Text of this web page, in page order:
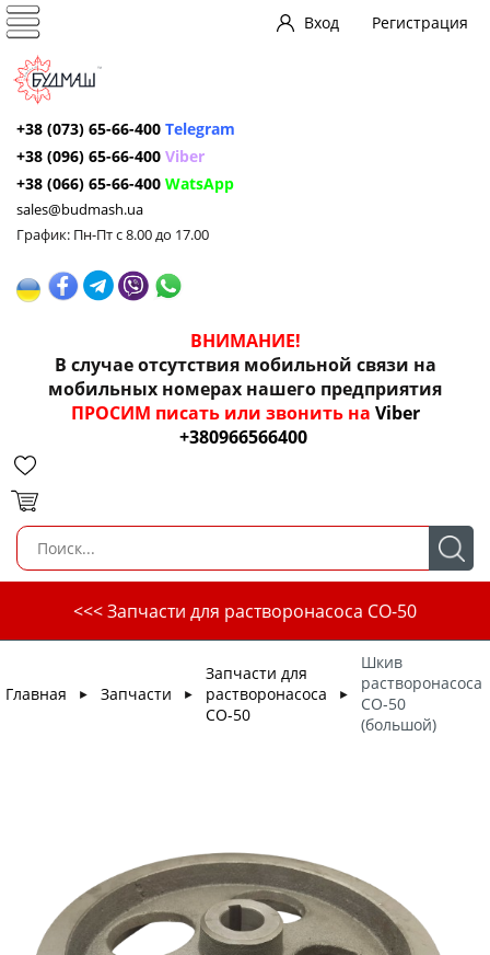
Вход Регистрация
+38 (073) 65-66-400 Telegram
+38 (096) 65-66-400 Viber
+38 (066) 65-66-400 WatsApp
sales@budmash.ua
График: Пн-Пт с 8.00 до 17.00
ВНИМАНИЕ!
В случае отсутствия мобильной связи на
мобильных номерах нашего предприятия
ПРОСИМ писать или звонить на Viber
+380966566400
<<< Запчасти для растворонасоса СО-50
Главная ► Запчасти ►
Запчасти для
растворонасоса
СО-50
►
Шкив
растворонасоса
СО-50
(большой)